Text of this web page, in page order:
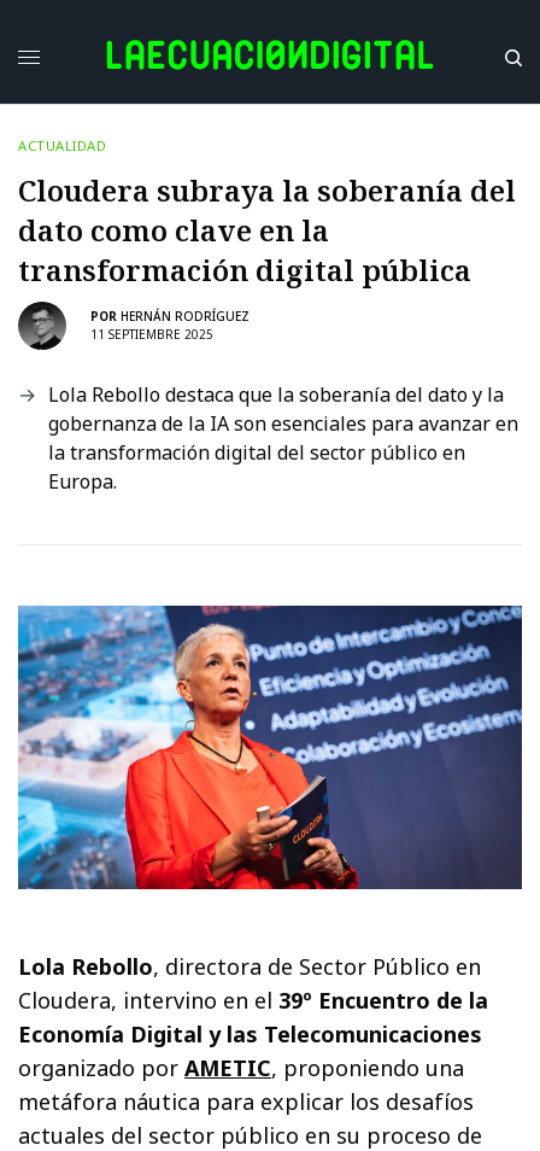
ACTUALIDAD
Cloudera subraya la soberanía del
dato como clave en la
transformación digital pública
POR HERNÁN RODRÍGUEZ
11 SEPTIEMBRE 2025
Lola Rebollo destaca que la soberanía del dato y la
gobernanza de la IA son esenciales para avanzar en
la transformación digital del sector público en
Europa.
Lola Rebollo, directora de Sector Público en
Cloudera, intervino en el 39º Encuentro de la
Economía Digital y las Telecomunicaciones
organizado porAMETIC, proponiendo una
metáfora náutica para explicar los desafíos
actuales del sector público en su proceso de